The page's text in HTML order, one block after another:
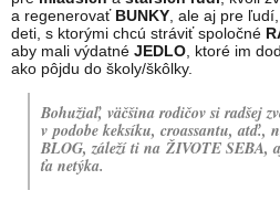
a regenerovať BUNKY , ale aj pre
deti, s ktorými chcú stráviť spoločné
aby mali výdatné JEDLO , ktoré im
ako pôjdu do školy/škôlky.
Bohužiaľ, väčšina rodičov si radšej
v podobe keksíku, croassantu, atď.,
BLOG, záleží ti na ŽIVOTE SEBA,
ťa netýka.